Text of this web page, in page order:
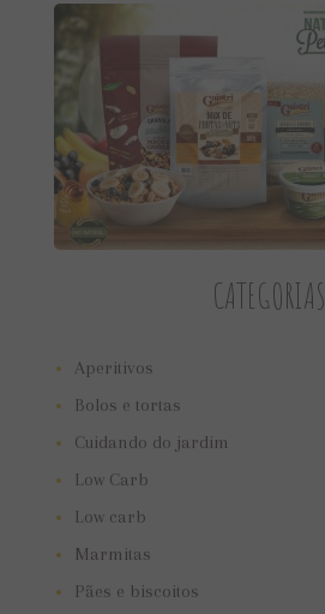
CATEGORIAS
Aperitivos
Bolos e tortas
Cuidando do jardim
Low Carb
Low carb
Marmitas
Pães e biscoitos